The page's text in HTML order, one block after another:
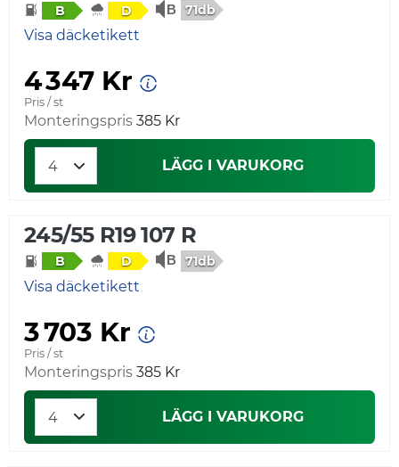
B D 71db
Visa däcketikett
4 347 Kr
Pris / st
Monteringspris 385 Kr
LÄGG I VARUKORG
245/55 R19 107 R
B D 71db
Visa däcketikett
3 703 Kr
Pris / st
Monteringspris 385 Kr
LÄGG I VARUKORG